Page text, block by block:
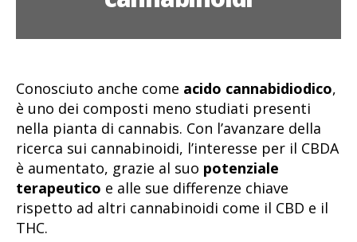
Conosciuto anche come acido cannabidiodico,
è uno dei composti meno studiati presenti
nella pianta di cannabis. Con l’avanzare della
ricerca sui cannabinoidi, l’interesse per il CBDA
è aumentato, grazie al suo potenziale
terapeutico e alle sue differenze chiave
rispetto ad altri cannabinoidi come il CBD e il
THC.